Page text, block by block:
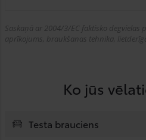
Saskaņā ar 2004/3/EC faktisko
aprīkojums, braukšanas tehnika,
Ko jūs
Testa brauciens